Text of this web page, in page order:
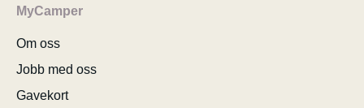
MyCamper
Om oss
Jobb med oss
Gavekort